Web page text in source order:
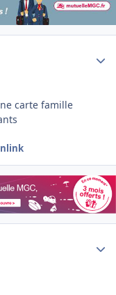
carte famille